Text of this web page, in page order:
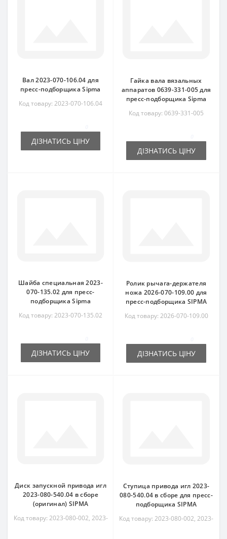
Вал 2023-070-106.04 для
пресс-подборщика Sipma
Код товару: 2023-070-106.04
ДІЗНАТИСЬ ЦІНУ
Гайка вала вязальных
аппаратов 0639-331-005 для
пресс-подборщика Sipma
Код товару: 0639-331-005
ДІЗНАТИСЬ ЦІНУ
Шайба специальная 2023-
070-135.02 для пресс-
подборщика Sipma
Код товару: 2023-070-135.02
ДІЗНАТИСЬ ЦІНУ
Ролик рычага-держателя
ножа 2026-070-109.00 для
пресс-подборщика SIPMA
Код товару: 2026-070-109.00
ДІЗНАТИСЬ ЦІНУ
Диск запускной привода игл
2023-080-540.04 в сборе
(оригинал) SIPMA
Код товару: 2023-080-002, 2023-
Ступица привода игл 2023-
080-540.04 в сборе для пресс-
подборщика SIPMA
Код товару: 2023-080-002, 2023-